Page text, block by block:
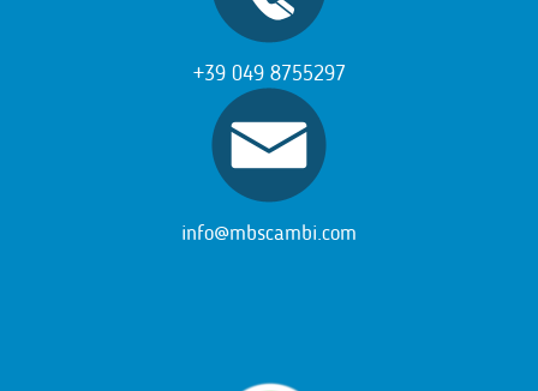
+39 049 8755297
info@mbscambi.com